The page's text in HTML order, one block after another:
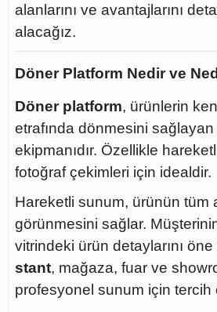
alanlarını ve avantajlarını
alacağız.
Döner Platform Nedir ve
Döner platform, ürünlerin
etrafında dönmesini
ekipmanıdır. Özellikle
fotoğraf çekimleri için idealdir.
Hareketli sunum, ürünün tüm
görünmesini sağlar.
vitrindeki ürün detaylarını öne
stant, mağaza, fuar ve
profesyonel sunum için tercih